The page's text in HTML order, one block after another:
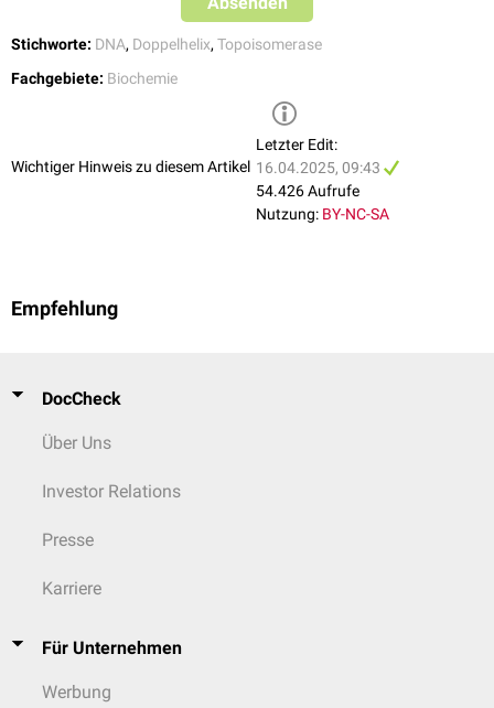
Stichworte: DNA, Doppelhelix, Topoisomerase
Fachgebiete: Biochemie
Wichtiger Hinweis zu diesem Artikel
Letzter Edit:
16.04.2025, 09:43
54.426 Aufrufe
Nutzung: BY-NC-SA
Empfehlung
DocCheck
Über Uns
Investor Relations
Presse
Karriere
Für Unternehmen
Werbung